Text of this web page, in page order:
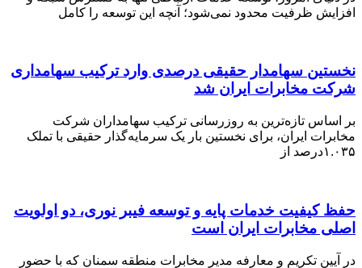
افزایش ظرفیت محدود نمی‌شود؛ آنچه این توسعه را کامل
نخستین سهامدار حقیقی درصدی وارد ترکیب سهامداری
شرکت مخابرات ایران شد
بر اساس تازه‌ترین به‌ روزرسانی ترکیب سهامداران شرکت
مخابرات ایران، برای نخستین بار یک سرمایه‌گذار حقیقی با تملک
۱.۰۳۵درصد از
حفظ کیفیت خدمات پایه و توسعه فیبر نوری، دو اولویت
اصلی مخابرات ایران است
در آیین تکریم و معارفه مدیر مخابرات منطقه سمنان که با حضور